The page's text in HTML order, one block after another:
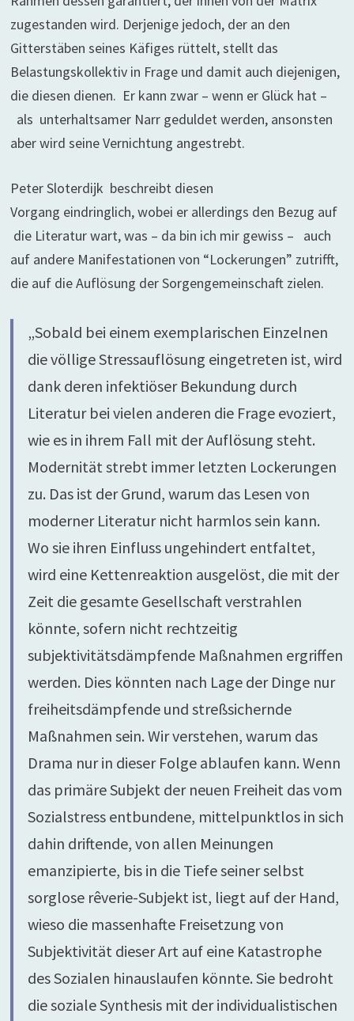
zugestanden wird. Derjenige jedoch, der an den
Gitterstäben seines Käfiges rüttelt, stellt das
Belastungskollektiv in Frage und damit auch diejenigen,
die diesen dienen. Er kann zwar – wenn er Glück hat –
als unterhaltsamer Narr geduldet werden, ansonsten
aber wird seine Vernichtung angestrebt.
Peter Sloterdijk beschreibt diesen
Vorgang eindringlich, wobei er allerdings den Bezug auf
die Literatur wart, was – da bin ich mir gewiss – auch
auf andere Manifestationen von “Lockerungen” zutrifft,
die auf die Auflösung der Sorgengemeinschaft zielen.
„Sobald bei einem exemplarischen Einzelnen
die völlige Stressauflösung eingetreten ist, wird
dank deren infektiöser Bekundung durch
Literatur bei vielen anderen die Frage evoziert,
wie es in ihrem Fall mit der Auflösung steht.
Modernität strebt immer letzten Lockerungen
zu. Das ist der Grund, warum das Lesen von
moderner Literatur nicht harmlos sein kann.
Wo sie ihren Einfluss ungehindert entfaltet,
wird eine Kettenreaktion ausgelöst, die mit der
Zeit die gesamte Gesellschaft verstrahlen
könnte, sofern nicht rechtzeitig
subjektivitätsdämpfende Maßnahmen ergriffen
werden. Dies könnten nach Lage der Dinge nur
freiheitsdämpfende und streßsichernde
Maßnahmen sein. Wir verstehen, warum das
Drama nur in dieser Folge ablaufen kann. Wenn
das primäre Subjekt der neuen Freiheit das vom
Sozialstress entbundene, mittelpunktlos in sich
dahin driftende, von allen Meinungen
emanzipierte, bis in die Tiefe seiner selbst
sorglose rêverie-Subjekt ist, liegt auf der Hand,
wieso die massenhafte Freisetzung von
Subjektivität dieser Art auf eine Katastrophe
des Sozialen hinauslaufen könnte. Sie bedroht
die soziale Synthesis mit der individualistischen